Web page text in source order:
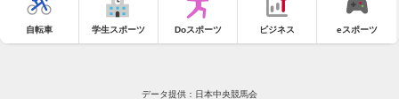
自転車 学生スポーツ Doスポーツ ビジネス eスポーツ
データ提供：日本中央競馬会